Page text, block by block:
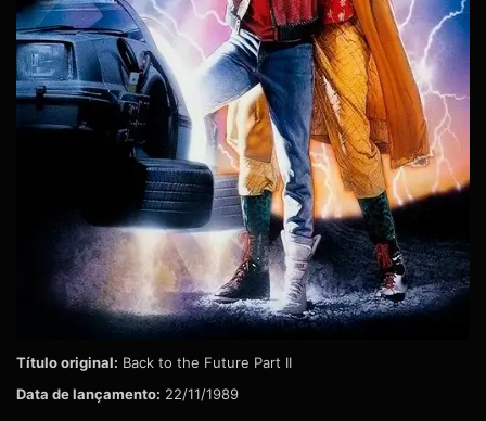
Título original: Back to the Future Part II
Data de lançamento: 22/11/1989